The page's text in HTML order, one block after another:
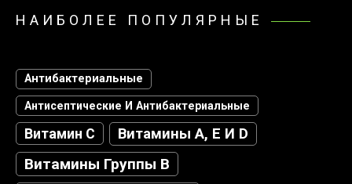
НАИБОЛЕЕ ПОПУЛЯРНЫЕ
Антибактериальные
Антисептические И Антибактериальные
Витамин С Витамины А, Е И D
Витамины Группы В